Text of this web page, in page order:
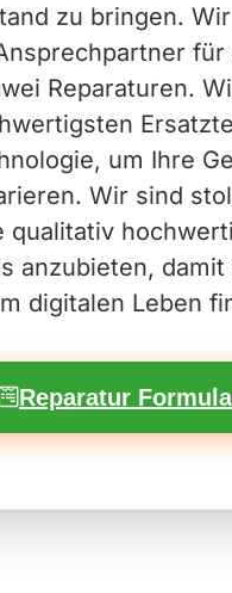
zu bringen.
Reparaturen.
um Ihre
Wir sind
qualitativ
anzubieten,
digitalen Leben
Reparatur